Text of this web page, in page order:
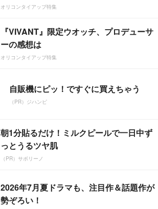
オリコンタイアップ特集
『VIVANT』限定ウオッチ、プロデューサ
ーの感想は
オリコンタイアップ特集
自販機にピッ！ですぐに買えちゃう
（PR）ジハンピ
朝1分貼るだけ！ミルクピールで一日中ず
っとうるツヤ肌
（PR）サボリーノ
2026年7月夏ドラマも、注目作＆話題作が
勢ぞろい！